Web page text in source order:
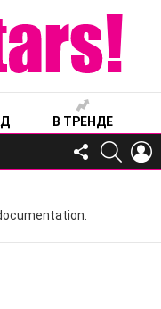
В ТРЕНДЕ
FOLLOW
US